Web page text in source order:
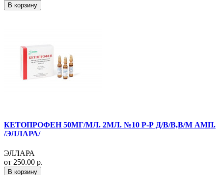
В корзину
КЕТОПРОФЕН 50МГ/МЛ. 2МЛ. №10 Р-Р Д/В/В,В/М АМП.
/ЭЛЛАРА/
ЭЛЛАРА
от 250.00 р.
В корзину